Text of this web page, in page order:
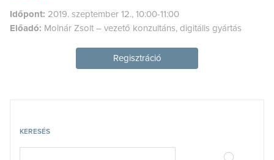
KERESÉS
Időpont: 2019. szeptember 12., 10:00-11:00
Előadó: Molnár Zsolt – vezető konzultáns, digitális gyártás
Regisztráció